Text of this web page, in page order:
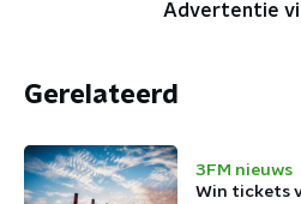
Advertentie
Gerelateerd
3FM nieuws
Win tickets